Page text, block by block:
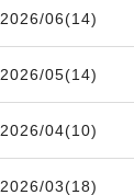
2026/06(14)
2026/05(14)
2026/04(10)
2026/03(18)